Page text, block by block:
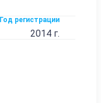
Год регистрации
2014 г.